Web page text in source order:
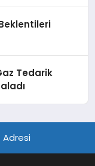
Tedarik